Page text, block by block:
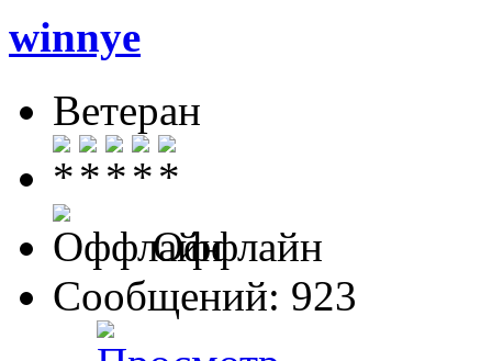
winnye
Ветеран
Оффлайн
Сообщений: 923